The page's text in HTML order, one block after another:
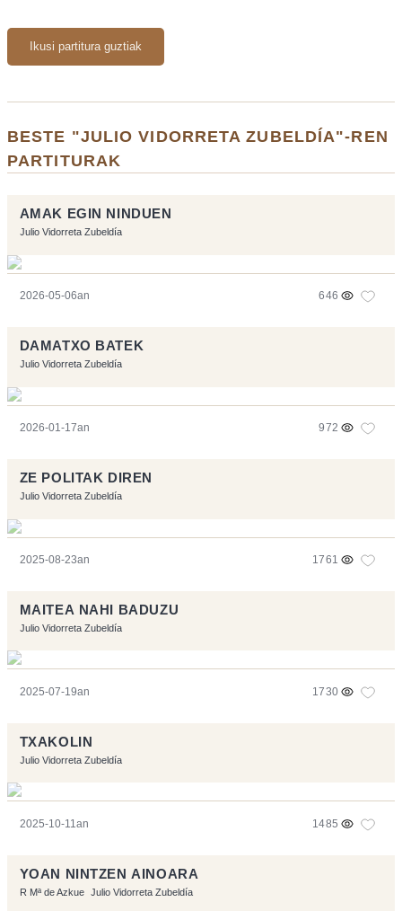
Ikusi partitura guztiak
BESTE "JULIO VIDORRETA ZUBELDÍA"-REN
PARTITURAK
AMAK EGIN NINDUEN
Julio Vidorreta Zubeldía
2026-05-06an 646
DAMATXO BATEK
Julio Vidorreta Zubeldía
2026-01-17an 972
ZE POLITAK DIREN
Julio Vidorreta Zubeldía
2025-08-23an 1761
MAITEA NAHI BADUZU
Julio Vidorreta Zubeldía
2025-07-19an 1730
TXAKOLIN
Julio Vidorreta Zubeldía
2025-10-11an 1485
YOAN NINTZEN AINOARA
R Mª de Azkue Julio Vidorreta Zubeldía